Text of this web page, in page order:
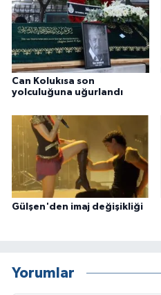
Can Kolukısa son
yolculuğuna uğurlandı
Gülşen'den imaj değişikliği
Yorumlar